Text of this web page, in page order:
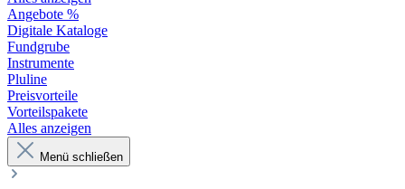
Angebote %
Digitale Kataloge
Fundgrube
Instrumente
Pluline
Preisvorteile
Vorteilspakete
Alles anzeigen
Menü schließen